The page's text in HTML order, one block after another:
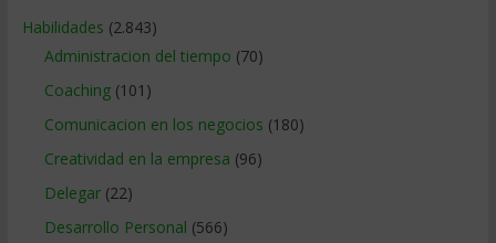
Habilidades (2.843)
Administracion del tiempo (70)
Coaching(101)
Comunicacion en los negocios (180)
Creatividad en la empresa (96)
Delegar(22)
Desarrollo Personal (566)